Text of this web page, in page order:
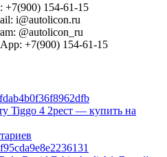
+7(900) 154-61-15
i@autolicon.ru
@autolicon_ru
+7(900) 154-61-15
Tiggo 4 2рест — купить на